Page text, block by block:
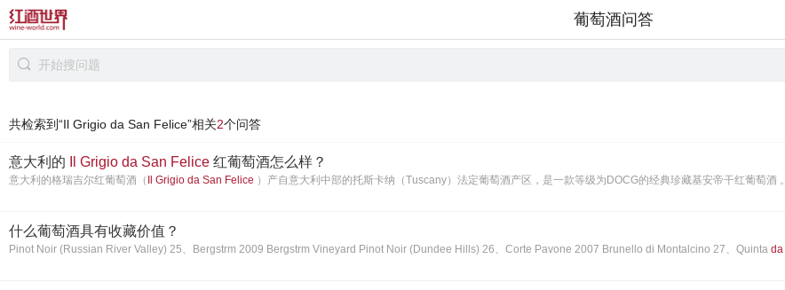
葡萄酒问答
开始搜问题
共检索到“Il Grigio da San Felice”相关2个问答
意大利的 Grigio da San Felice 红葡萄酒怎么样？
意大利的格瑞吉尔红葡萄酒（ Grigio da San Felice ）产自意大利中部的托斯卡纳（Tuscany）法定葡萄酒产区，是一款等级为DOCG的经典珍藏基安帝干红葡萄酒 。
什么葡萄酒具有收藏价值？
Pinot Noir (Russian River Valley) 25、Bergstrm 2009 Bergstrm Vineyard Pinot Noir (Dundee Hills) 26、Corte Pavone 2007 Brunello di Montalcino 27、Quinta da